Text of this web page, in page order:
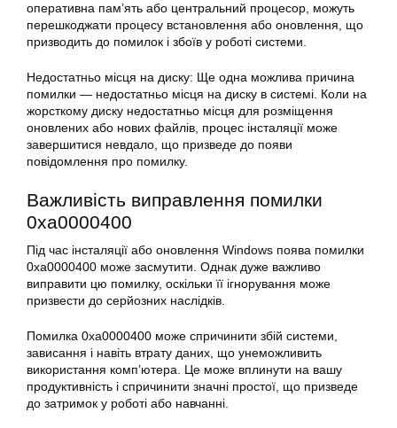
оперативна пам’ять або центральний процесор, можуть
перешкоджати процесу встановлення або оновлення, що
призводить до помилок і збоїв у роботі системи.
Недостатньо місця на диску: Ще одна можлива причина
помилки — недостатньо місця на диску в системі. Коли на
жорсткому диску недостатньо місця для розміщення
оновлених або нових файлів, процес інсталяції може
завершитися невдало, що призведе до появи
повідомлення про помилку.
Важливість виправлення помилки
0xa0000400
Під час інсталяції або оновлення Windows поява помилки
0xa0000400 може засмутити. Однак дуже важливо
виправити цю помилку, оскільки її ігнорування може
призвести до серйозних наслідків.
Помилка 0xa0000400 може спричинити збій системи,
зависання і навіть втрату даних, що унеможливить
використання комп’ютера. Це може вплинути на вашу
продуктивність і спричинити значні простої, що призведе
до затримок у роботі або навчанні.